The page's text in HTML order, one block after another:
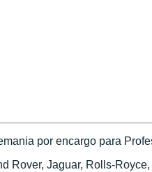
por encargo para
Rover, Jaguar, Rolls-